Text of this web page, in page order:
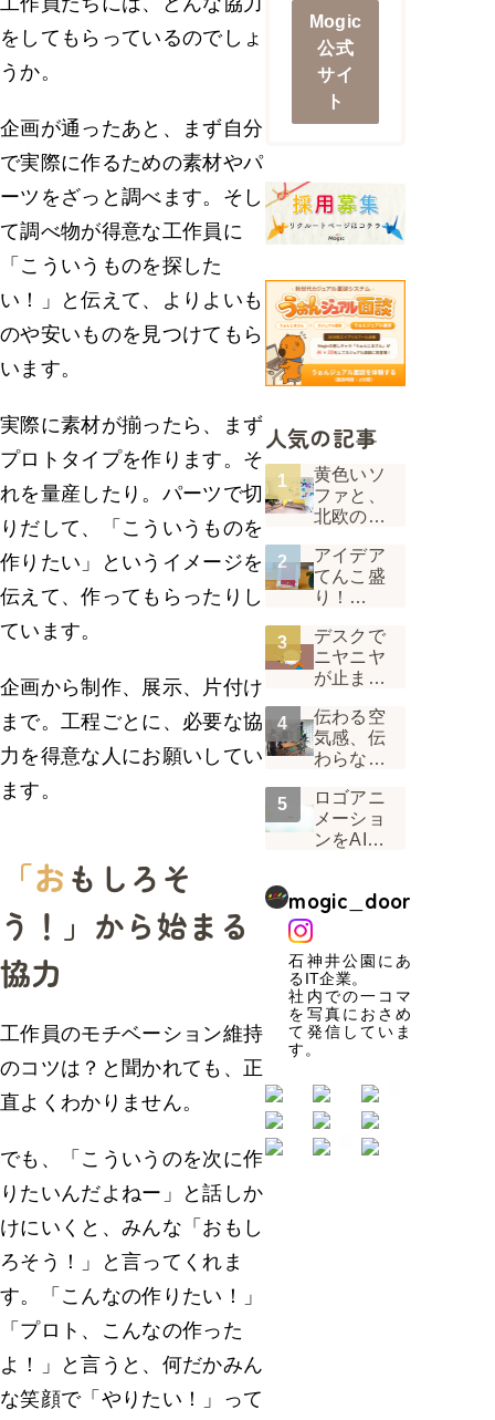
をしてもらっているのでしょ
うか。
企画が通ったあと、まず自分
で実際に作るための素材やパ
ーツをざっと調べます。そし
て調べ物が得意な工作員に
「こういうものを探した
い！」と伝えて、よりよいも
のや安いものを見つけてもら
います。
実際に素材が揃ったら、まず
プロトタイプを作ります。そ
れを量産したり。パーツで切
りだして、「こういうものを
作りたい」というイメージを
伝えて、作ってもらったりし
ています。
企画から制作、展示、片付け
まで。工程ごとに、必要な協
力を得意な人にお願いしてい
ます。
「お もしろそ
う！」から始まる
協力
工作員のモチベーション維持
のコツは？と聞かれても、正
直よくわかりません。
でも、「こういうのを次に作
りたいんだよねー」と話しか
けにいくと、みんな「おもし
ろそう！」と言ってくれま
す。「こんなの作りたい！」
「プロト、こんなの作った
よ！」と言うと、何だかみん
な笑顔で「やりたい！」って
Mogic
公式
サイ
ト
人気の記事
黄色いソ
ファと、
北欧の
受付の景
色が変わ
った話
アイデア
てんこ盛
り！
リジナル
カレンダ
ー2022は
カレンダ
ー」
デスクで
ニヤニヤ
が止まら
ザイナー
から見た
「うぉん
裏側
伝わる空
気感、伝
わらない
さ！「い
つもの
Mogic」
ロゴアニ
メーショ
ンをAIに
「ブレ」
った話
Vol.01
mogic_door
石神井公園にあ
るIT企業。
社内での一コマ
を写真におさめ
て発信していま
す。